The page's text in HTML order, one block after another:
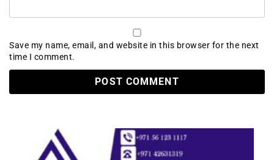
Save my name, email, and website in this browser for the next
time I comment.